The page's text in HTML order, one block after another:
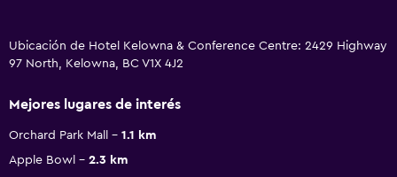
Ubicación de Hotel Kelowna & Conference Centre: 2429 Highway
97 North, Kelowna, BC V1X 4J2
Mejores lugares de interés
Orchard Park Mall
1.1 km
Apple Bowl
2.3 km